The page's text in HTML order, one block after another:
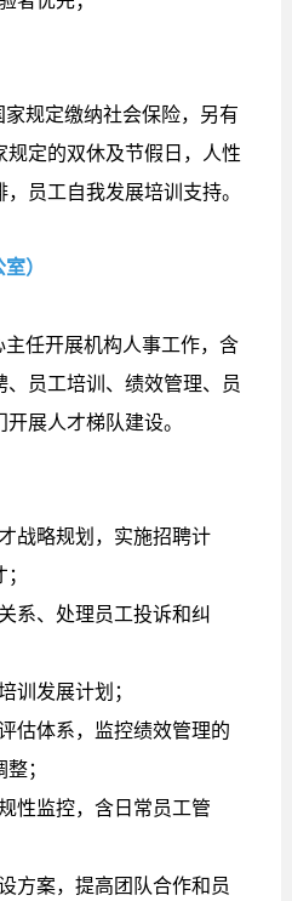
规定缴纳社会保险，另有
定的双休及节假日，人性
员工自我发展培训支持。
）
任开展机构人事工作，含
员工培训、绩效管理、员
展人才梯队建设。
战略规划，实施招聘计
系、处理员工投诉和纠
训发展计划；
估体系，监控绩效管理的
；
性监控，含日常员工管
方案，提高团队合作和员